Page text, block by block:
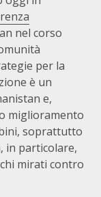
nel corso
per la
è un
e,
miglioramento
soprattutto
in particolare,
mirati contro